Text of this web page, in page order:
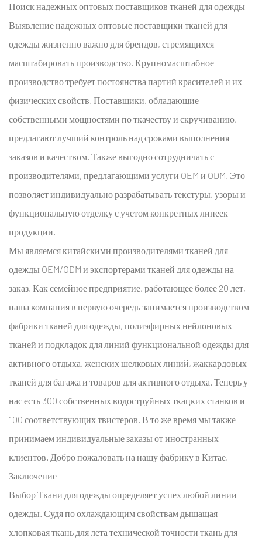
Поиск надежных оптовых поставщиков тканей для одежды
Выявление надежных оптовые поставщики тканей для
одежды жизненно важно для брендов, стремящихся
масштабировать производство. Крупномасштабное
производство требует постоянства партий красителей и их
физических свойств. Поставщики, обладающие
собственными мощностями по ткачеству и скручиванию,
предлагают лучший контроль над сроками выполнения
заказов и качеством. Также выгодно сотрудничать с
производителями, предлагающими услуги OEM и ODM. Это
позволяет индивидуально разрабатывать текстуры, узоры и
функциональную отделку с учетом конкретных линеек
продукции.
Мы являемся китайскими производителями тканей для
одежды OEM/ODM и экспортерами тканей для одежды на
заказ. Как семейное предприятие, работающее более 20 лет,
наша компания в первую очередь занимается производством
фабрики тканей для одежды, полиэфирных нейлоновых
тканей и подкладок для линий функциональной одежды для
активного отдыха, женских шелковых линий, жаккардовых
тканей для багажа и товаров для активного отдыха. Теперь у
нас есть 300 собственных водоструйных ткацких станков и
100 соответствующих твистеров. В то же время мы также
принимаем индивидуальные заказы от иностранных
клиентов. Добро пожаловать на нашу фабрику в Китае.
Заключение
ВыборТкани для одежды определяет успех любой линии
одежды. Судя по охлаждающим свойствам дышащая
хлопковая ткань для лета технической точности ткань для